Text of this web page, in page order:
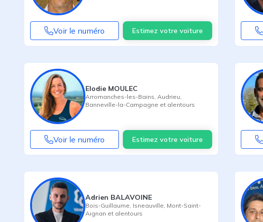
Voir le numéro Estimez votre voiture
Elodie MOULEC
Arromanches-les-Bains Audrieu
Banneville-la-Campagne et alentours
Voir le numéro Estimez votre voiture
Adrien BALAVOINE
Bois-Guillaume Isneauville Mont-Saint-
Aignan et alentours